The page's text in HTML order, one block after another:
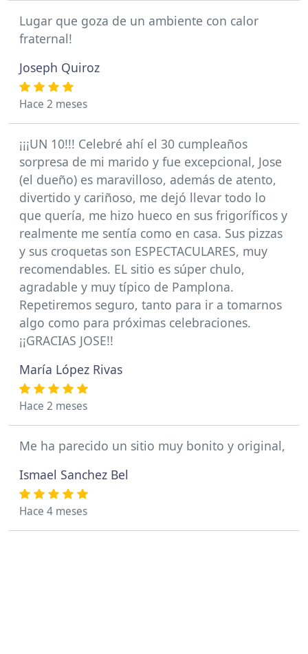
Lugar que goza de un ambiente con calor
fraternal!
Joseph Quiroz
Hace 2 meses
¡¡¡UN 10!!! Celebré ahí el 30 cumpleaños
sorpresa de mi marido y fue excepcional, Jose
(el dueño) es maravilloso, además de atento,
divertido y cariñoso, me dejó llevar todo lo
que quería, me hizo hueco en sus frigoríficos y
realmente me sentía como en casa. Sus pizzas
y sus croquetas son ESPECTACULARES, muy
recomendables. EL sitio es súper chulo,
agradable y muy típico de Pamplona.
Repetiremos seguro, tanto para ir a tomarnos
algo como para próximas celebraciones.
¡¡GRACIAS JOSE!!
María López Rivas
Hace 2 meses
Me ha parecido un sitio muy bonito y original,
Ismael Sanchez Bel
Hace 4 meses